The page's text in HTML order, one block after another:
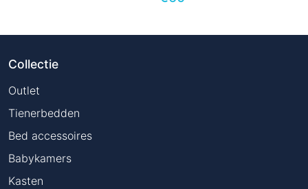
Collectie
Outlet
Tienerbedden
Bed accessoires
Babykamers
Kasten